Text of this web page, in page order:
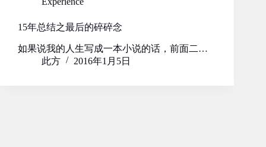
15年总结之最后的碎碎念
如果说我的人生写成一本小说的话，前面二…
此方
2016年1月5日